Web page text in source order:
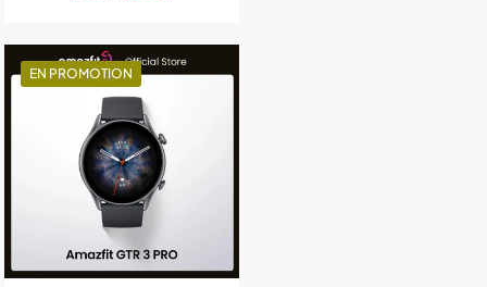
était :
2,000DH.
est :
1,200DH.
EN PROMOTION